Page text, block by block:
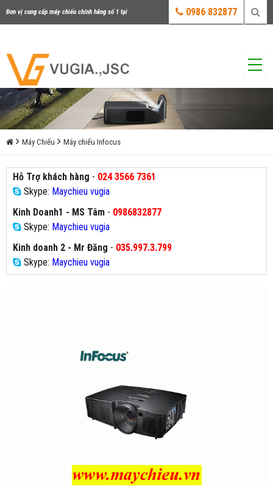
Đơn vị cung cấp máy chiếu chính hãng số 1 tại 0986 832877
Máy Chiếu Máy chiếu Infocus
Hỗ Trợ khách hàng - 024 3566 7361
Skype: Maychieu vugia
Kinh Doanh1 - MS Tâm - 0986832877
Skype: Maychieu vugia
Kinh doanh 2 - Mr Đăng - 035.997.3.799
Skype: Maychieu vugia